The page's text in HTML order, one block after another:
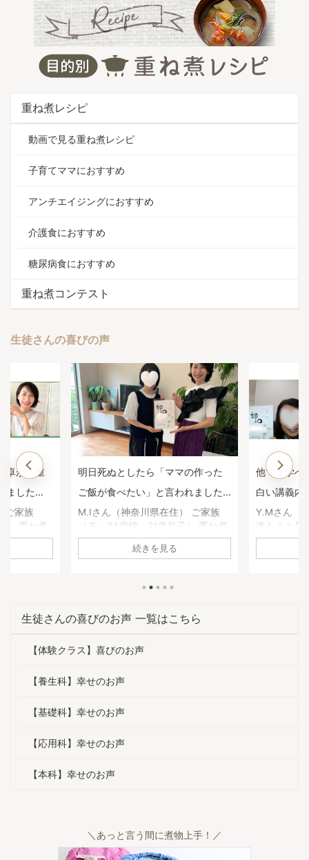
重ね煮レシピ
動画で見る重ね煮レシピ
子育てママにおすすめ
アンチエイジングにおすすめ
介護食におすすめ
糖尿病食におすすめ
重ね煮コンテスト
生徒さんの喜びの声
ママの作った
言われました
応用科生徒さ
住） ご家族
息子） 重ね煮
は何に悩んで
、コレステロ
た。 ・気持ち
なりました。
人暮らしでも
明日死ぬとし
？」と聞いた
他では学べない、一生役に立つ面
白い講義内容でした。【重ね煮ア
カデミー基礎科生徒さんのお声】
Y.Mさん（静岡県在住） 基礎科へ
進もうと思った理由は何ですか？
養生科がとても面白かったので、
続けようと思いました。1年を通し
や油について、深く学べたこと。
手当について。 どれも大切な知恵
ですが、他で学ぶことは出来ませ
でした。 ご家庭やご自身にどんな
なると、以前の状態を忘れてしま
いますね。 1年前は顔が丸くて浮腫
続きを見る
子ど
いた1
煮アカ
高瀬恵
科へ
か？
ている
生徒さんの喜びのお声 一覧はこちら
【体験クラス】喜びのお声
【養生科】幸せのお声
【基礎科】幸せのお声
【応用科】幸せのお声
【本科】幸せのお声
＼あっと言う間に煮物上手！／